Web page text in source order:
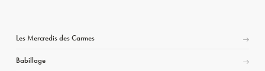
Les Mercredis des Carmes
Babillage